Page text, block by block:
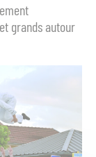
grands autour